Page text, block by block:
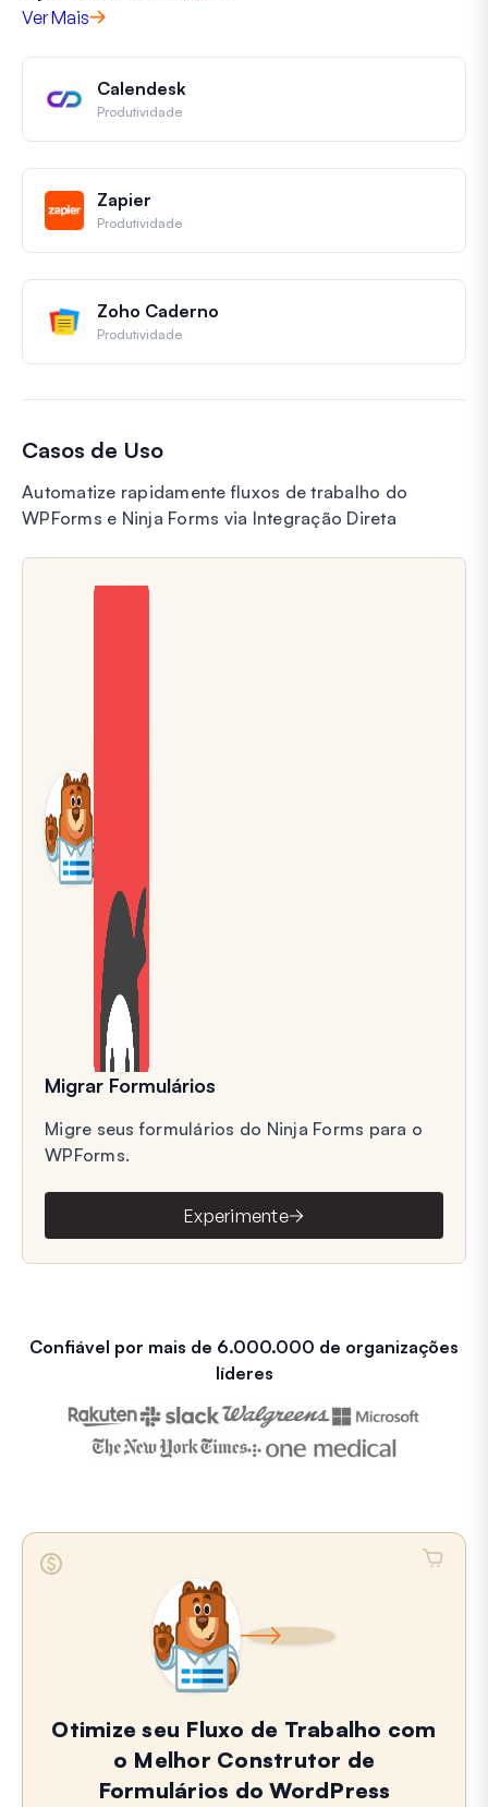
Ver Mais
Calendesk
Produtividade
Zapier
Produtividade
Zoho Caderno
Produtividade
Casos de Uso
Automatize rapidamente fluxos de trabalho do
WPForms e Ninja Forms via Integração Direta
Migrar Formulários
Migre seus formulários do Ninja Forms para o
WPForms.
Experimente
Confiável por mais de 6.000.000 de organizações
líderes
Otimize seu Fluxo de Trabalho com
o Melhor Construtor de
Formulários do WordPress